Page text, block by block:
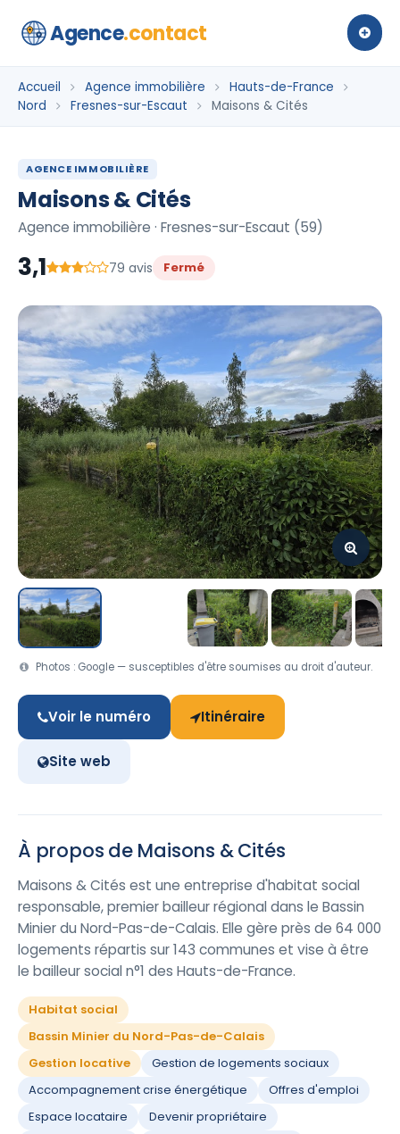
Agence.contact
Accueil Agence immobilière
Hauts-de-France
Nord
Fresnes-sur-Escaut Maisons & Cités
AGENCE IMMOBILIÈRE
Maisons & Cités
Agence immobilière · Fresnes-sur-Escaut (59)
3,1 79 avis Fermé
Photos : Google — susceptibles d'être soumises au droit d'auteur.
Voir le numéro Itinéraire
Site web
À propos de Maisons & Cités
Maisons & Cités est une entreprise d'habitat social
responsable, premier bailleur régional dans le Bassin
Minier du Nord-Pas-de-Calais. Elle gère près de 64 000
logements répartis sur 143 communes et vise à être
le bailleur social n°1 des Hauts-de-France.
Habitat social
Bassin Minier du Nord-Pas-de-Calais
Gestion locative
Gestion de logements sociaux
Accompagnement crise énergétique
Offres d'emploi
Espace locataire
Devenir propriétaire